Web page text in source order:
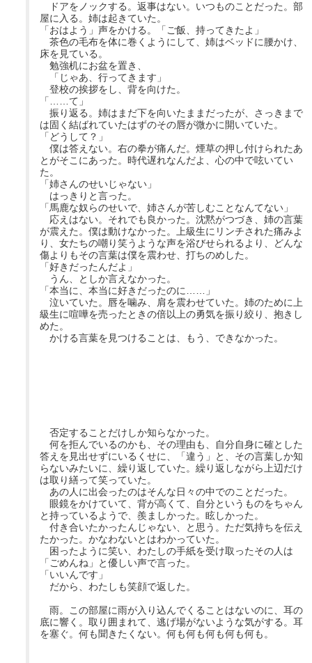
ドアをノックする。返事はない。いつものことだった。部
屋に入る。姉は起きていた。
「おはよう」声をかける。「ご飯、持ってきたよ」
茶色の毛布を体に巻くようにして、姉はベッドに腰かけ、
床を見ている。
勉強机にお盆を置き、
「じゃあ、行ってきます」
登校の挨拶をし、背を向けた。
「……て」
振り返る。姉はまだ下を向いたままだったが、さっきまで
は固く結ばれていたはずのその唇が微かに開いていた。
「どうして？」
僕は答えない。右の拳が痛んだ。煙草の押し付けられたあ
とがそこにあった。時代遅れなんだよ、心の中で呟いてい
た。
「姉さんのせいじゃない」
はっきりと言った。
「馬鹿な奴らのせいで、姉さんが苦しむことなんてない」
応えはない。それでも良かった。沈黙がつづき、姉の言葉
が震えた。僕は動けなかった。上級生にリンチされた痛みよ
り、女たちの嘲り笑うような声を浴びせられるより、どんな
傷よりもその言葉は僕を震わせ、打ちのめした。
「好きだったんだよ」
うん、としか言えなかった。
「本当に、本当に好きだったのに……」
泣いていた。唇を噛み、肩を震わせていた。姉のために上
級生に喧嘩を売ったときの倍以上の勇気を振り絞り、抱きし
めた。
かける言葉を見つけることは、もう、できなかった。
否定することだけしか知らなかった。
何を拒んでいるのかも、その理由も、自分自身に確とした
答えを見出せずにいるくせに、「違う」と、その言葉しか知
らないみたいに、繰り返していた。繰り返しながら上辺だけ
は取り繕って笑っていた。
あの人に出会ったのはそんな日々の中でのことだった。
眼鏡をかけていて、背が高くて、自分というものをちゃん
と持っているようで、羨ましかった。眩しかった。
付き合いたかったんじゃない、と思う。ただ気持ちを伝え
たかった。かなわないとはわかっていた。
困ったように笑い、わたしの手紙を受け取ったその人は
「ごめんね」と優しい声で言った。
「いいんです」
だから、わたしも笑顔で返した。
雨。この部屋に雨が入り込んでくることはないのに、耳の
底に響く。取り囲まれて、逃げ場がないような気がする。耳
を塞ぐ。何も聞きたくない。何も何も何も何も何も。